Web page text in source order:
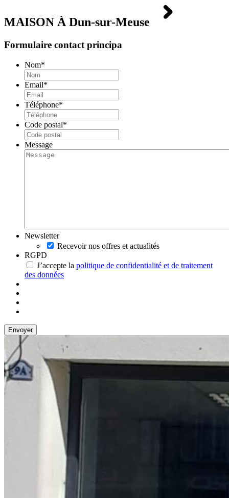
MAISON À Dun-sur-Meuse
Formulaire contact principa
Nom*
Email*
Téléphone*
Code postal*
Message
Newsletter
Recevoir nos offres et actualités
RGPD
J’accepte la politique de confidentialité et de traitement
des données